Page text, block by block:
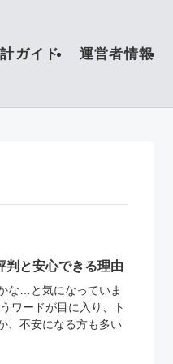
ガイド 運営者情報
判と安心できる理由
な…と気になっていま
ワードが目に入り、ト
、不安になる方も多い